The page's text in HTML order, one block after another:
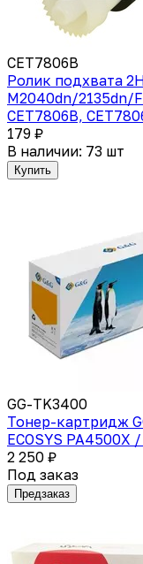
CET7806B
Ролик подхвата
M2040dn/2135dn/
CET7806B,
179 ₽
В наличии: 73 шт
Купить
GG-TK3400
Тонер-картридж
ECOSYS PA4500X
2 250 ₽
Под заказ
Предзаказ